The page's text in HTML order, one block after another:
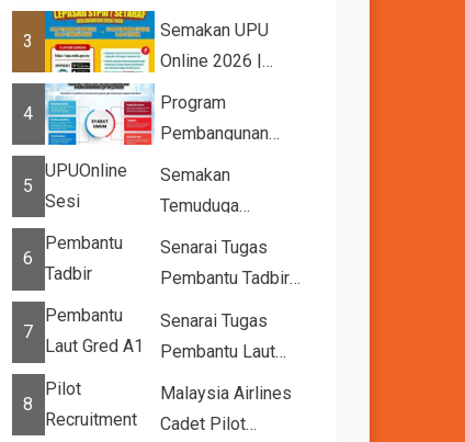
2026/2027
3
Semakan UPU
Online 2026 |
Tawaran
Kemasukan ke
4
Program
Pembangunan
Bakat Muda (YTP)
MARA 2026 –
5
Semakan
Temuduga
UPUOnline Sesi
2026/2027
6
Senarai Tugas
Pembantu Tadbir
(Perkeranian/Operasi)
Gred N1
7
Senarai Tugas
Pembantu Laut
Gred A1
8
Malaysia Airlines
Cadet Pilot